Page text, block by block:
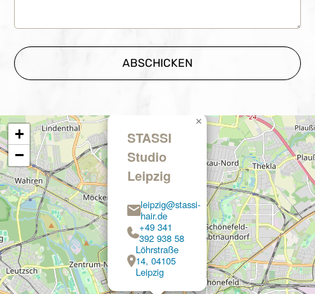
STASSI
Studio
Leipzig
leipzig@stassi-
hair.de
+49 341
392 938 58
Löhrstraße
14, 04105
Leipzig
×
+
−